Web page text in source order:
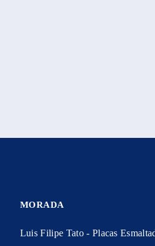
MORADA
Luis Filipe Tato - Placas